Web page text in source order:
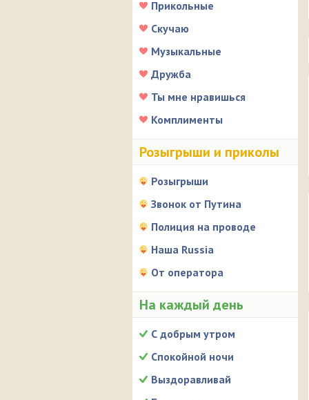
Прикольные
Скучаю
Музыкальные
Дружба
Ты мне нравишься
Комплименты
Розыгрыши и приколы
Розыгрыши
Звонок от Путина
Полиция на проводе
Наша Russia
От оператора
На каждый день
С добрым утром
Спокойной ночи
Выздоравливай